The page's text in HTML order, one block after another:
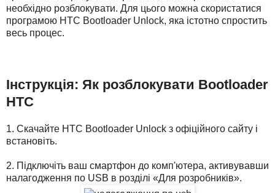
необхідно розблокувати. Для цього можна скористатися
програмою HTC Bootloader Unlock, яка істотно спростить
весь процес.
Інструкція: Як розблокувати Bootloader
HTC
1. Скачайте HTC Bootloader Unlock з офіційного сайту і
встановіть.
2. Підключіть ваш смартфон до комп'ютера, активувавши
налагодження по USB в розділі «Для розробників».